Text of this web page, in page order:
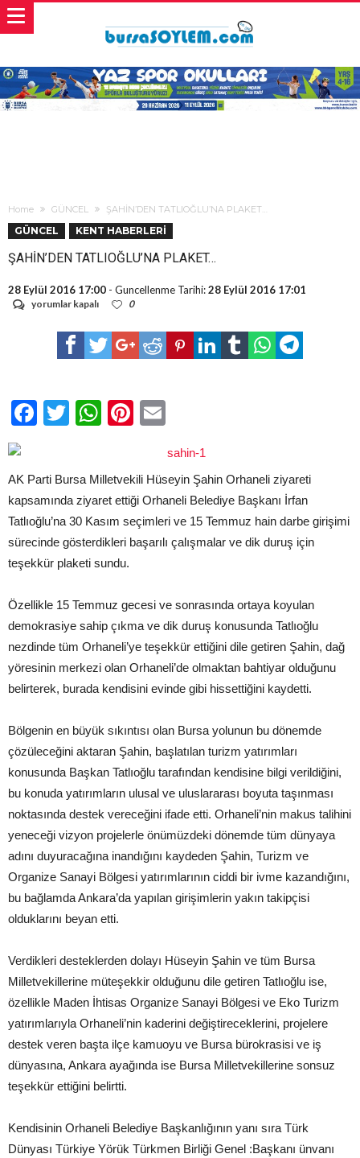
Home GÜNCEL ŞAHİN’DEN TATLIOĞLU’NA PLAKET…
GÜNCEL KENT HABERLERİ
ŞAHİN’DEN TATLIOĞLU’NA PLAKET…
28 Eylül 2016 17:00 - Guncellenme Tarihi:28 Eylül 2016 17:01
ŞAHİN’DEN
PLAKET…
yorumlar kapalı 0
Facebook
TwitterWhatsApp
Pinterest
AK Parti Bursa Milletvekili Hüseyin Şahin Orhaneli ziyareti
kapsamında ziyaret ettiği Orhaneli Belediye Başkanı İrfan
Tatlıoğlu’na 30 Kasım seçimleri ve 15 Temmuz hain darbe girişimi
sürecinde gösterdikleri başarılı çalışmalar ve dik duruş için
teşekkür plaketi sundu.
Özellikle 15 Temmuz gecesi ve sonrasında ortaya koyulan
demokrasiye sahip çıkma ve dik duruş konusunda Tatlıoğlu
nezdinde tüm Orhaneli’ye teşekkür ettiğini dile getiren Şahin, dağ
yöresinin merkezi olan Orhaneli’de olmaktan bahtiyar olduğunu
belirterek, burada kendisini evinde gibi hissettiğini kaydetti.
Bölgenin en büyük sıkıntısı olan Bursa yolunun bu dönemde
çözüleceğini aktaran Şahin, başlatılan turizm yatırımları
konusunda Başkan Tatlıoğlu tarafından kendisine bilgi verildiğini,
bu konuda yatırımların ulusal ve uluslararası boyuta taşınması
noktasında destek vereceğini ifade etti. Orhaneli’nin makus talihini
yeneceği vizyon projelerle önümüzdeki dönemde tüm dünyaya
adını duyuracağına inandığını kaydeden Şahin, Turizm ve
Organize Sanayi Bölgesi yatırımlarının ciddi bir ivme kazandığını,
bu bağlamda Ankara’da yapılan girişimlerin yakın takipçisi
olduklarını beyan etti.
Verdikleri desteklerden dolayı Hüseyin Şahin ve tüm Bursa
Milletvekillerine müteşekkir olduğunu dile getiren Tatlıoğlu ise,
özellikle Maden İhtisas Organize Sanayi Bölgesi ve Eko Turizm
yatırımlarıyla Orhaneli’nin kaderini değiştireceklerini, projelere
destek veren başta ilçe kamuoyu ve Bursa bürokrasisi ve iş
dünyasına, Ankara ayağında ise Bursa Milletvekillerine sonsuz
teşekkür ettiğini belirtti.
Kendisinin Orhaneli Belediye Başkanlığının yanı sıra Türk
Dünyası Türkiye Yörük Türkmen Birliği Genel :Başkanı ünvanı